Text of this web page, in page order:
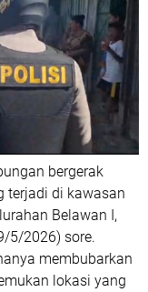
bergerak
terjadi di kawasan
Belawan I,
5/2026) sore.
membubarkan
lokasi yang